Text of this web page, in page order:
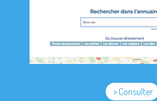
> Consulter